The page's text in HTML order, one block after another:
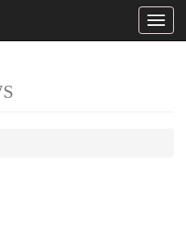
Toggle